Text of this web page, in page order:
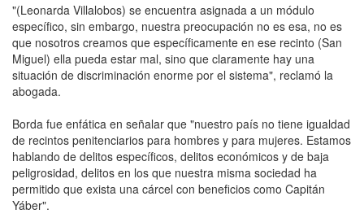
"(Leonarda Villalobos) se encuentra asignada a un módulo
específico, sin embargo, nuestra preocupación no es esa, no es
que nosotros creamos que específicamente en ese recinto (San
Miguel) ella pueda estar mal, sino que claramente hay una
situación de discriminación enorme por el sistema", reclamó la
abogada.
Borda fue enfática en señalar que "nuestro país no tiene igualdad
de recintos penitenciarios para hombres y para mujeres. Estamos
hablando de delitos específicos, delitos económicos y de baja
peligrosidad, delitos en los que nuestra misma sociedad ha
permitido que exista una cárcel con beneficios como Capitán
Yáber".